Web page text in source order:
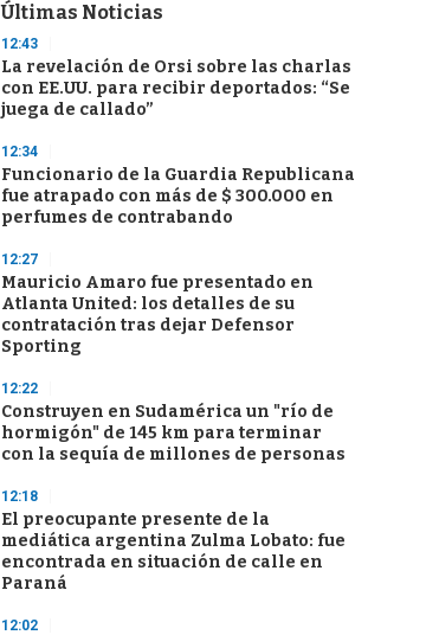
Últimas Noticias
12:43
La revelación de Orsi sobre las charlas
con EE.UU. para recibir deportados: “Se
juega de callado”
12:34
Funcionario de la Guardia Republicana
fue atrapado con más de $ 300.000 en
perfumes de contrabando
12:27
Mauricio Amaro fue presentado en
Atlanta United: los detalles de su
contratación tras dejar Defensor
Sporting
12:22
Construyen en Sudamérica un "río de
hormigón" de 145 km para terminar
con la sequía de millones de personas
12:18
El preocupante presente de la
mediática argentina Zulma Lobato: fue
encontrada en situación de calle en
Paraná
12:02